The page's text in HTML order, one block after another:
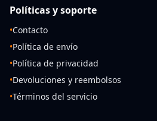
Políticas y soporte
•Contacto
•Política de envío
•Política de privacidad
•Devoluciones y reembolsos
•Términos del servicio